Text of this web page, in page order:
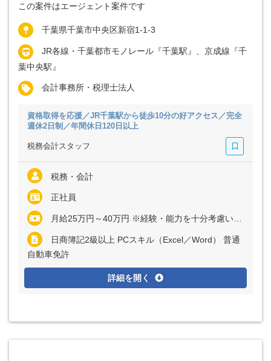
この案件はエージェント案件です
千葉県千葉市中央区新宿1-1-3
JR各線・千葉都市モノレール『千葉駅』、京成線『千
葉中央駅』
会計事務所・税理士法人
資格取得を応援／JR千葉駅から徒歩10分の好アクセス／完全
週休2日制／年間休日120日以上
税務会計スタッフ
税務・会計
正社員
月給25万円～40万円 ※経験・能力を十分考慮いたします
日商簿記2級以上 PCスキル（Excel／Word） 普通
自動車免許
詳細を開く